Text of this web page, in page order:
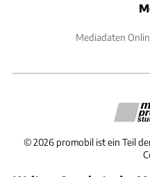
Mediadaten
©2026 promobil ist ein Teil